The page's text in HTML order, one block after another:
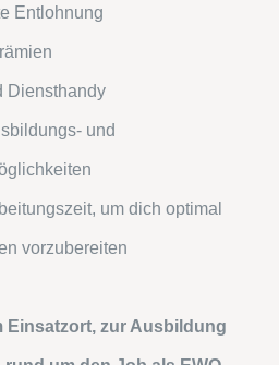
Entlohnung
Diensthandy
und
um dich optimal
vorzubereiten
Einsatzort, zur Ausbildung